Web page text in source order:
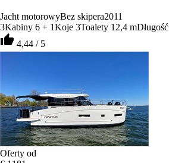
Jacht motorowyBez skipera2011
3Kabiny 6 + 1Koje 3Toalety 12,4 mDługość
thumb_up 4,44 / 5
Oferty od